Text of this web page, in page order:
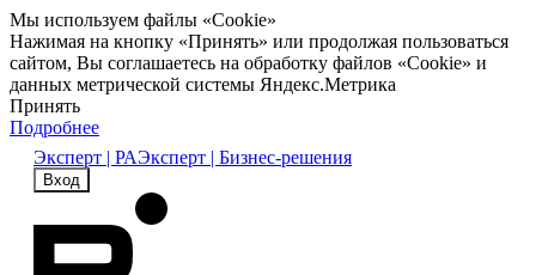
Мы используем файлы «Cookie»
Нажимая на кнопку «Принять» или продолжая пользоваться
сайтом, Вы соглашаетесь на обработку файлов «Cookie» и
данных метрической системы Яндекс.Метрика
Принять
Подробнее
Эксперт | РАЭксперт | Бизнес-решения
Вход